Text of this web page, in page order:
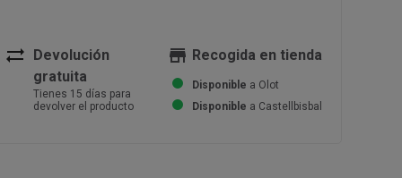
sync_alt
Devolución
gratuita
Tienes 15 días para
devolver el producto
store Recogida en tienda
Disponible a Olot
Disponible a Castellbisbal